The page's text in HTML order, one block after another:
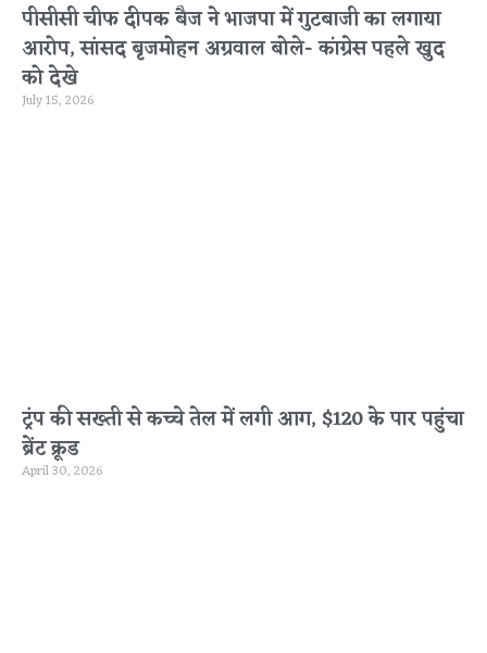
पीसीसी चीफ दीपक बैज ने भाजपा में गुटबाजी का लगाया
आरोप, सांसद बृजमोहन अग्रवाल बोले- कांग्रेस पहले खुद
को देखे
July 15, 2026
ट्रंप की सख्ती से कच्चे तेल में लगी आग, $120 के पार पहुंचा
ब्रेंट क्रूड
April 30, 2026